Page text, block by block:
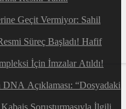
Geçit Vermiyor: Sahil
Süreç Başladı! Hafif
İçin İmzalar Atıldı!
Açıklaması: “Dosyadaki
Soruşturmasıyla İlgili